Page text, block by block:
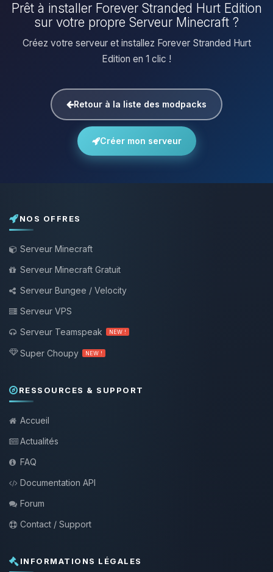
Prêt à installer Forever Stranded Hurt Edition
sur votre propre Serveur Minecraft ?
Créez votre serveur et installez Forever Stranded Hurt
Edition en 1 clic !
Retour à la liste des modpacks
Créer mon serveur
NOS OFFRES
Serveur Minecraft
Serveur Minecraft Gratuit
Serveur Bungee / Velocity
Serveur VPS
Serveur Teamspeak
NEW !
Super Choupy NEW !
RESSOURCES & SUPPORT
Accueil
Actualités
FAQ
Documentation API
Forum
Contact / Support
INFORMATIONS LÉGALES